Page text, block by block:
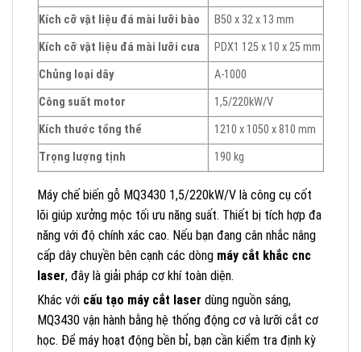
Kích cỡ vật liệu đá mài lưỡi bào
B50 x 32 x 13 mm
Kích cỡ vật liệu đá mài lưỡi cưa
PDX1 125 x 10 x 25 mm
Chủng loại dây
A-1000
Công suất motor
1,5/220kW/V
Kích thước tổng thể
1210 x 1050 x 810 mm
Trọng lượng tịnh
190 kg
Máy chế biến gỗ MQ3430 1,5/220kW/V là công cụ cốt
lõi giúp xưởng mộc tối ưu năng suất. Thiết bị tích hợp đa
năng với độ chính xác cao. Nếu bạn đang cân nhắc nâng
cấp dây chuyền bên cạnh các dòng máy cắt khắc cnc
laser, đây là giải pháp cơ khí toàn diện.
Khác với cấu tạo máy cắt laser dùng nguồn sáng,
MQ3430 vận hành bằng hệ thống động cơ và lưỡi cắt cơ
học. Để máy hoạt động bền bỉ, bạn cần kiểm tra định kỳ